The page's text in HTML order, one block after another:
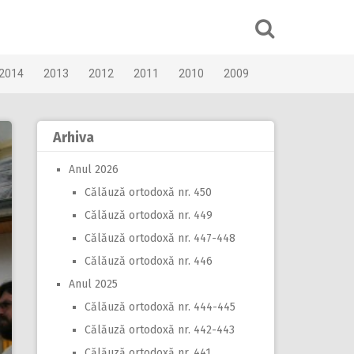
2013 2012 2011 2010 2009
Arhiva
Anul 2026
Călăuză ortodoxă nr. 450
Călăuză ortodoxă nr. 449
Călăuză ortodoxă nr. 447-448
Călăuză ortodoxă nr. 446
Anul 2025
Călăuză ortodoxă nr. 444-445
Călăuză ortodoxă nr. 442-443